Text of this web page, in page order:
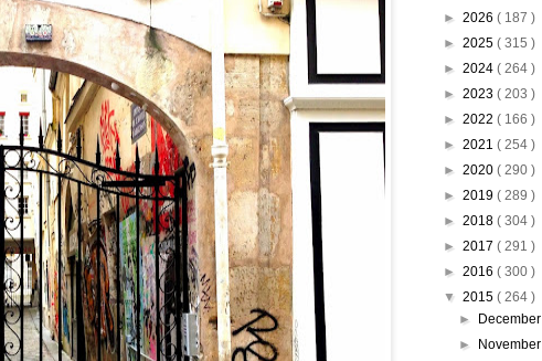
► 2026 ( 187 )
► 2025 ( 315 )
► 2024 ( 264 )
► 2023 ( 203 )
► 2022 ( 166 )
► 2021 ( 254 )
► 2020 ( 290 )
► 2019 ( 289 )
► 2018 ( 304 )
► 2017 ( 291 )
► 2016 ( 300 )
▼ 2015 ( 264 )
►
December
►
November